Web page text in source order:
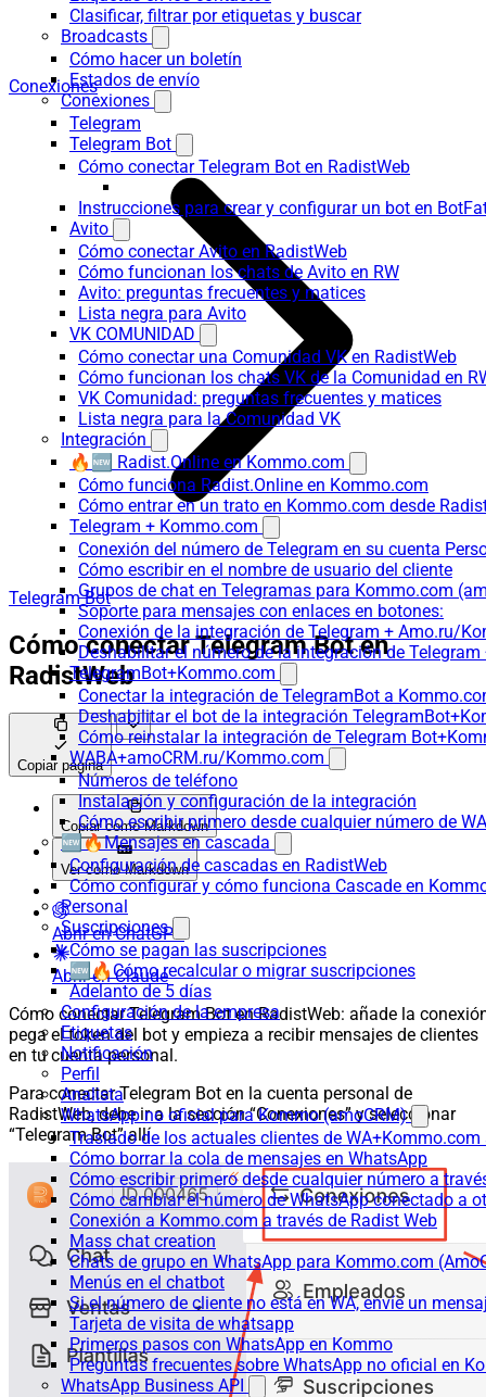
Clasificar, filtrar por etiquetas y buscar
Broadcasts
Cómo hacer un boletín
Estados de envío
Conexiones
Telegram
Telegram Bot
Cómo conectar Telegram Bot en RadistWeb
Instrucciones para crear y configurar un bot en
Avito
Cómo conectar Avito en RadistWeb
Cómo funcionan los chats de Avito en RW
Avito: preguntas frecuentes y matices
Lista negra para Avito
VK COMUNIDAD
Cómo conectar una Comunidad VK en RadistWeb
Cómo funcionan los chats VK de la Comunidad en
VK Comunidad: preguntas frecuentes y matices
Lista negra para la Comunidad VK
Integración
🔥🆕 Radist.Online en Kommo.com
Cómo funciona Radist.Online en Kommo.com
Cómo entrar en un trato en Kommo.com desde
Telegram + Kommo.com
Conexión del número de Telegram en su cuenta
Cómo escribir en el nombre de usuario del cliente
Grupos de chat en Telegramas para Kommo.com
Soporte para mensajes con enlaces en botones:
Conexión de la integración de Telegram + Amo.ru/
Deshabilitar el número de la integración de
TelegramBot+Kommo.com
Conectar la integración de TelegramBot a
Deshabilitar el bot de la integración
Cómo reinstalar la integración de Telegram
WABA+amoCRM.ru/Kommo.com
Números de teléfono
Instalación y configuración de la integración
Cómo escribir primero desde cualquier número de
🆕🔥Mensajes en cascada
Configuración de cascadas en RadistWeb
Cómo configurar y cómo funciona Cascade en
Personal
Suscripciones
Cómo se pagan las suscripciones
🆕🔥Cómo recalcular o migrar suscripciones
Adelanto de 5 días
Configuración de la empresa
Etiquetas
Notificación
Perfil
Analista
WhatsApp no oficial para Kommo (amoCRM)
Traslado de los actuales clientes de
Cómo borrar la cola de mensajes en WhatsApp
Cómo escribir primero desde cualquier número a
Cómo cambiar el número de WhatsApp conectado a
Conexión a Kommo.com a través de Radist Web
Mass chat creation
Chats de grupo en WhatsApp para Kommo.com
Menús en el chatbot
Si el número de cliente no está en WA, envíe un
Tarjeta de visita de whatsapp
Primeros pasos con WhatsApp en Kommo
Preguntas frecuentes sobre WhatsApp no oficial en
WhatsApp Business API
Conexiones
Telegram Bot
Cómo conectar Telegram Bot en
RadistWeb
Copiar página
Copiar como Markdown
Ver como Markdown
Abrir en ChatGPT
Abrir en Claude
Cómo conectar Telegram Bot en RadistWeb: añade la
pega el token del bot y empieza a recibir mensajes de clientes
en tu cuenta personal.
Para conectar Telegram Bot en la cuenta personal de
RadistWeb, debe ir a la sección “Conexiones” y seleccionar
“Telegram Bot” allí